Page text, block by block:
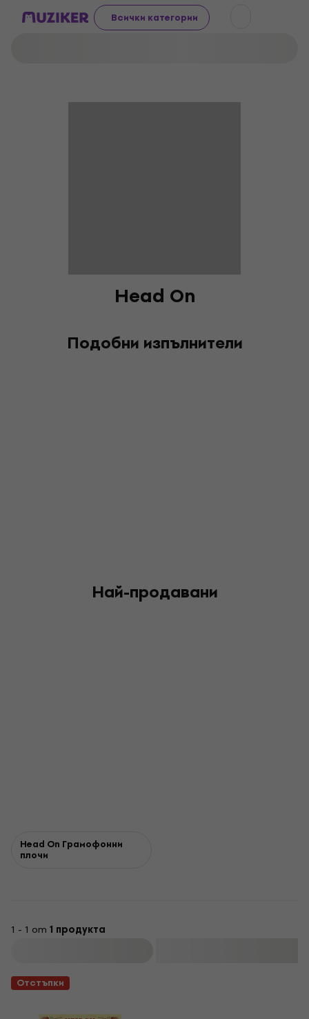
Всички категории
Head On
Подобни изпълнители
Най-продавани
Head On Грамофонни
плочи
1 - 1 от 1 продукта
Отстъпки